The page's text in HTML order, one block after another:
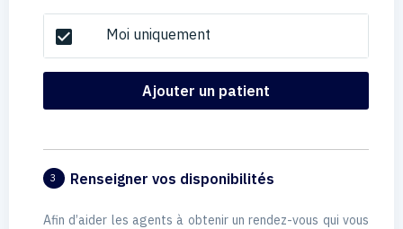
check_box Moi uniquement
Ajouter un patient
3 Renseigner vos disponibilités
Afin d’aider les agents à obtenir un rendez-vous qui vous